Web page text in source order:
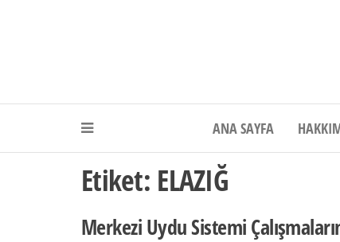
Akdeniz
ANA SAYFA
Etiket: ELAZIĞ
Merkezi Uydu Sistemi